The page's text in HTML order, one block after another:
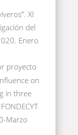
XI
del
Enero
proyecto
on
in three
Marzo